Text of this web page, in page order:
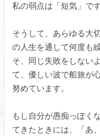
私の弱点は「短気」です
そうして、あらゆる大
の人生を通して何度も
そ、同じ失敗をしないよ
て、優しい波で船旅が
努めています。
もし自分が愚痴っぽく
てきたときには、
「あ